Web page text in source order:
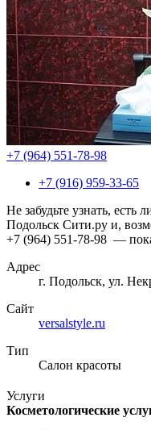
+7 (964) 551-78-98
+7 (916) 959-33-65
Не забудьте узнать, есть
Подольск Сити.ру и,
+7 (964) 551-78-98 —
Адрес
г. Подольск, ул.
Сайт
versalstyle.ru
Тип
Салон красоты
Услуги
Косметологические